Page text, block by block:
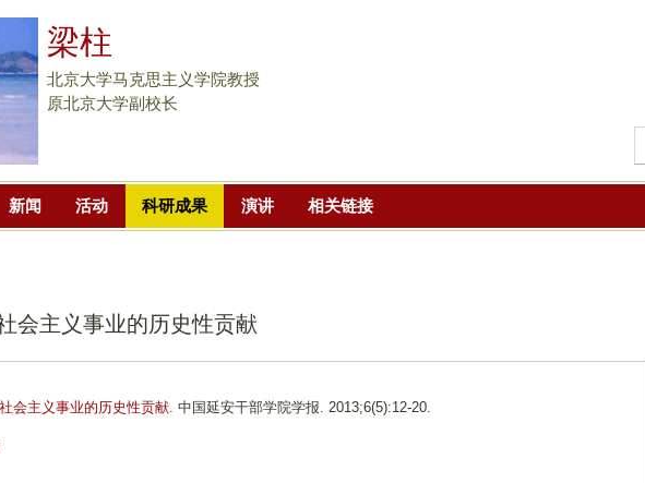
主
梁柱
北京大学马克思主义学院教授
原北京大学副校长
新闻 活动 科研成果 演讲 相关链接
会主义事业的历史性贡献
会主义事业的历史性贡献. 中国延安干部学院学报. 2013;6(5):12-20.